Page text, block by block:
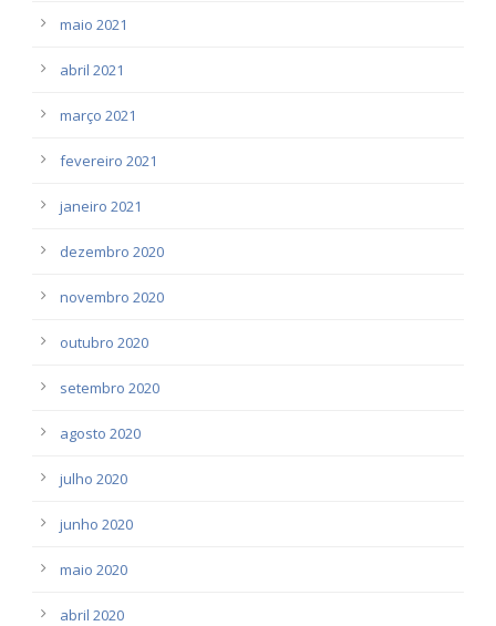
maio 2021
abril 2021
março 2021
fevereiro 2021
janeiro 2021
dezembro 2020
novembro 2020
outubro 2020
setembro 2020
agosto 2020
julho 2020
junho 2020
maio 2020
abril 2020